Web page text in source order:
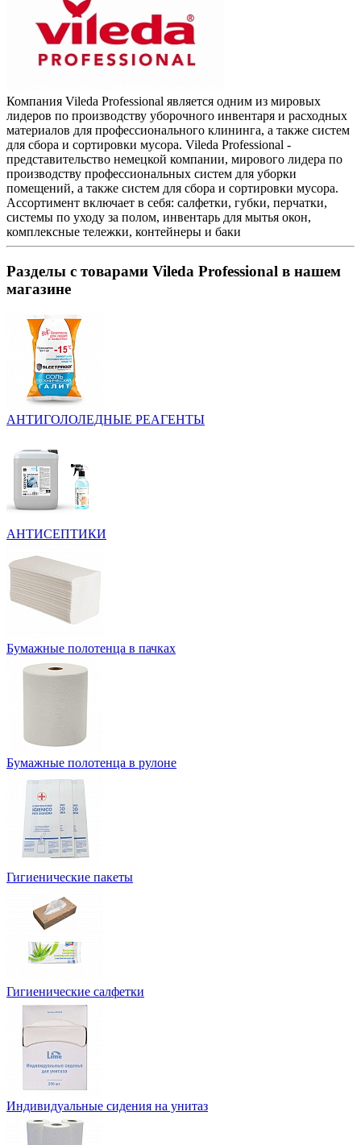
Компания Vileda Professional является одним из мировых
лидеров по производству уборочного инвентаря и расходных
материалов для профессионального клининга, а также систем
для сбора и сортировки мусора. Vileda Professional -
представительство немецкой компании, мирового лидера по
производству профессиональных систем для уборки
помещений, а также систем для сбора и сортировки мусора.
Ассортимент включает в себя: салфетки, губки, перчатки,
системы по уходу за полом, инвентарь для мытья окон,
комплексные тележки, контейнеры и баки
Разделы с товарами Vileda Professional в нашем
магазине
АНТИГОЛОЛЕДНЫЕ РЕАГЕНТЫ
АНТИСЕПТИКИ
Бумажные полотенца в пачках
Бумажные полотенца в рулоне
Гигиенические пакеты
Гигиенические салфетки
Индивидуальные сидения на унитаз